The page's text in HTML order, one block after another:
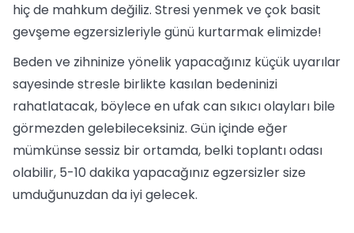
hiç de mahkum değiliz. Stresi yenmek ve çok basit
gevşeme egzersizleriyle günü kurtarmak elimizde!
Beden ve zihninize yönelik yapacağınız küçük uyarılar
sayesinde stresle birlikte kasılan bedeninizi
rahatlatacak, böylece en ufak can sıkıcı olayları bile
görmezden gelebileceksiniz. Gün içinde eğer
mümkünse sessiz bir ortamda, belki toplantı odası
olabilir, 5-10 dakika yapacağınız egzersizler size
umduğunuzdan da iyi gelecek.